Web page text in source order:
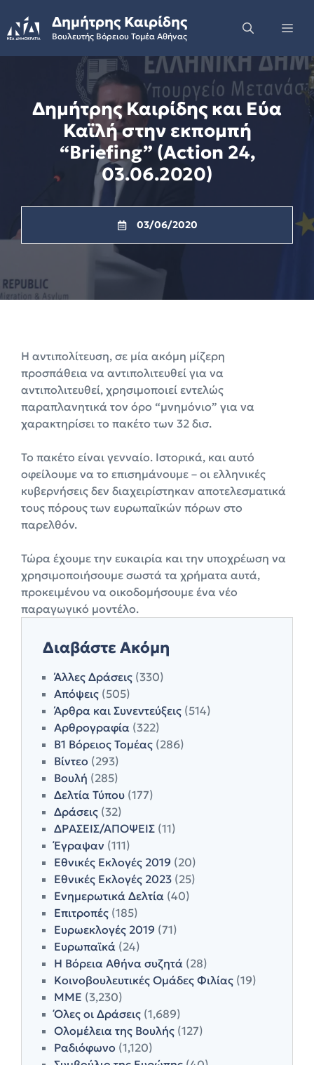
to
content
Δημήτρης Καιρίδης
Βουλευτής Βόρειου Τομέα Αθήνας
Δημήτρης Καιρίδης και Εύα
Καϊλή στην εκπομπή
“Briefing” (Action 24,
03.06.2020)
03/06/2020
Η αντιπολίτευση, σε μία ακόμη μίζερη
προσπάθεια να αντιπολιτευθεί για να
αντιπολιτευθεί, χρησιμοποιεί εντελώς
παραπλανητικά τον όρο “μνημόνιο” για να
χαρακτηρίσει το πακέτο των 32 δισ.
Το πακέτο είναι γενναίο. Ιστορικά, και αυτό
οφείλουμε να το επισημάνουμε – οι ελληνικές
κυβερνήσεις δεν διαχειρίστηκαν αποτελεσματικά
τους πόρους των ευρωπαϊκών πόρων στο
παρελθόν.
Τώρα έχουμε την ευκαιρία και την υποχρέωση να
χρησιμοποιήσουμε σωστά τα χρήματα αυτά,
προκειμένου να οικοδομήσουμε ένα νέο
παραγωγικό μοντέλο.
Διαβάστε Ακόμη
Άλλες Δράσεις (330)
Απόψεις (505)
Άρθρα και Συνεντεύξεις (514)
Αρθρογραφία (322)
Β1 Βόρειος Τομέας (286)
Βίντεο (293)
Βουλή (285)
Δελτία Τύπου (177)
Δράσεις (32)
ΔΡΑΣΕΙΣ/ΑΠΟΨΕΙΣ (11)
Έγραψαν (111)
Εθνικές Εκλογές 2019 (20)
Εθνικές Εκλογές 2023 (25)
Ενημερωτικά Δελτία (40)
Επιτροπές (185)
Ευρωεκλογές 2019 (71)
Ευρωπαϊκά (24)
Η Βόρεια Αθήνα συζητά (28)
Κοινοβουλευτικές Ομάδες Φιλίας (19)
ΜΜΕ (3,230)
Όλες οι Δράσεις (1,689)
Ολομέλεια της Βουλής (127)
Ραδιόφωνο (1,120)